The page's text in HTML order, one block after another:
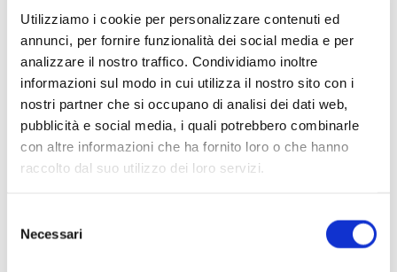
Utilizziamo i cookie per personalizzare contenuti ed
annunci, per fornire funzionalità dei social media e per
analizzare il nostro traffico. Condividiamo inoltre
informazioni sul modo in cui utilizza il nostro sito con i
nostri partner che si occupano di analisi dei dati web,
pubblicità e social media, i quali potrebbero combinarle
con altre informazioni che ha fornito loro o che hanno
raccolto dal suo utilizzo dei loro servizi.
delNecessari